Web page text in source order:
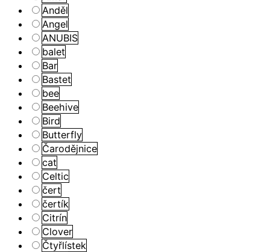
Anděl
Angel
ANUBIS
balet
Bar
Bastet
bee
Beehive
Bird
Butterfly
Čarodějnice
cat
Celtic
čert
čertík
Citrín
Clover
Čtyřlístek